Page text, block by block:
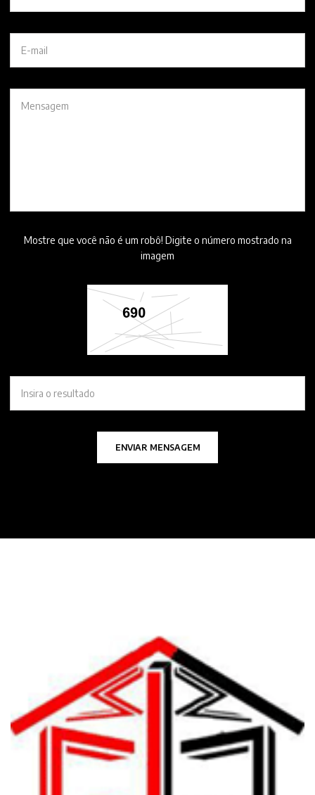
Mostre que você não é um robô! Digite o número mostrado na
imagem
ENVIAR MENSAGEM